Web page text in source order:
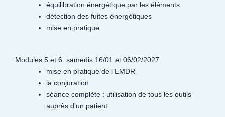
équilibration énergétique par les éléments
détection des fuites énergétiques
mise en pratique
Modules 5 et 6: samedis 16/01 et 06/02/2027
mise en pratique de l’EMDR
la conjuration
séance complète : utilisation de tous les outils
auprès d’un patient